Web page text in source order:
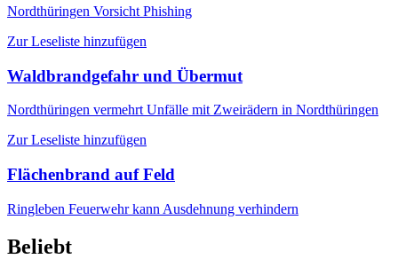
Nordthüringen Vorsicht Phishing
Zur Leseliste hinzufügen
Waldbrandgefahr und Übermut
Nordthüringen vermehrt Unfälle mit Zweirädern in Nordthüringen
Zur Leseliste hinzufügen
Flächenbrand auf Feld
Ringleben Feuerwehr kann Ausdehnung verhindern
Beliebt